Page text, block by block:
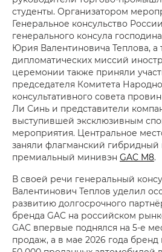
студенты. Организатором
Генеральное консульство
генерального консула господина
Юрия Валентиновича Теплова, а
дипломатических миссий
церемонии также приняли
председателя Комитета
консультативного совета
Ли Синь и представители
выступившей эксклюзивным
мероприятия. Центральное
заняли флагманский гибридный
премиальный минивэн GAC M8.
В своей речи генеральный
Валентинович Теплов уделил
развитию долгосрочного
бренда GAC на российском
GAC впервые поднялся на 5-е
продаж, а в мае 2026 года